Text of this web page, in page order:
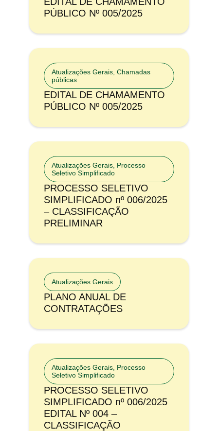
PÚBLICO Nº 005/2025
Atualizações Gerais Chamadas
públicas
EDITAL DE CHAMAMENTO
PÚBLICO Nº 005/2025
Atualizações Gerais Processo
Seletivo Simplificado
PROCESSO SELETIVO
SIMPLIFICADO nº 006/2025
– CLASSIFICAÇÃO
PRELIMINAR
Atualizações Gerais
PLANO ANUAL DE
CONTRATAÇÕES
Atualizações Gerais Processo
Seletivo Simplificado
PROCESSO SELETIVO
SIMPLIFICADO nº 006/2025
EDITAL Nº 004 –
CLASSIFICAÇÃO